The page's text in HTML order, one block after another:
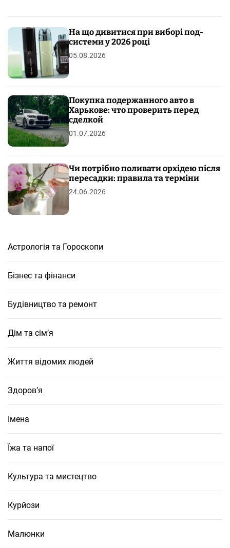
На що дивитися при виборі под-
системи у 2026 році
05.08.2026
Покупка подержанного авто в
Харькове: что проверить перед
сделкой
01.07.2026
Чи потрібно поливати орхідею після
пересадки: правила та терміни
24.06.2026
Астрологія та Гороскопи
Бізнес та фінанси
Будівництво та ремонт
Дім та сім’я
Життя відомих людей
Здоров’я
Імена
Їжа та напої
Культура та мистецтво
Курйози
Малюнки